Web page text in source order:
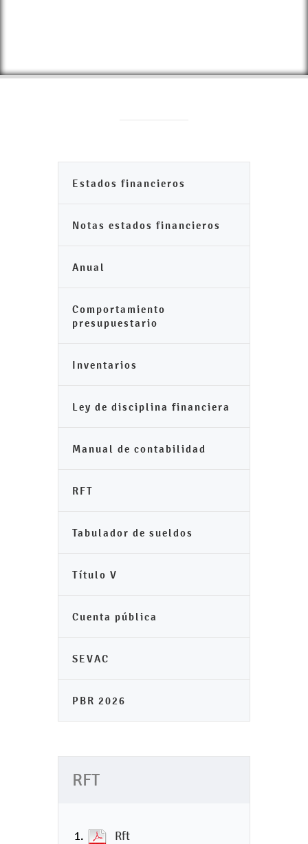
Estados financieros
Notas estados financieros
Anual
Comportamiento
presupuestario
Inventarios
Ley de disciplina financiera
Manual de contabilidad
RFT
Tabulador de sueldos
Título V
Cuenta pública
SEVAC
PBR 2026
RFT
Rft